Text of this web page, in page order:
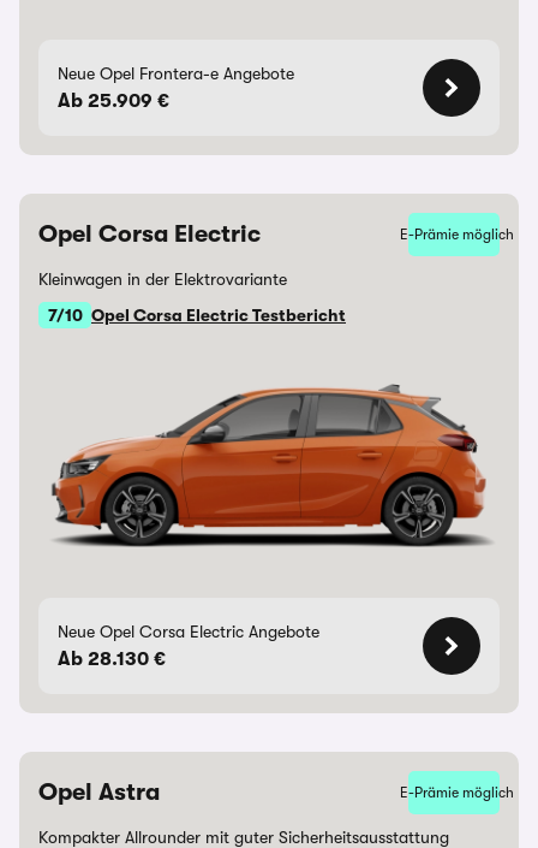
Neue Opel Frontera-e Angebote
Ab 25.909 €
Opel Corsa Electric E-Prämie möglich
Kleinwagen in der Elektrovariante
7/10 Opel Corsa Electric Testbericht
Neue Opel Corsa Electric Angebote
Ab 28.130 €
Opel Astra E-Prämie möglich
Kompakter Allrounder mit guter Sicherheitsausstattung